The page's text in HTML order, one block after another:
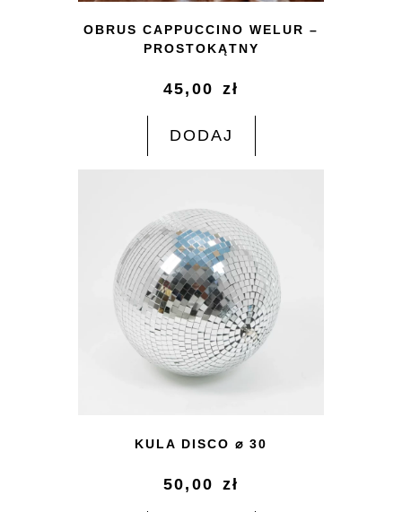
OBRUS CAPPUCCINO WELUR –
PROSTOKĄTNY
45,00 zł
DODAJ
KULA DISCO ⌀ 30
50,00 zł